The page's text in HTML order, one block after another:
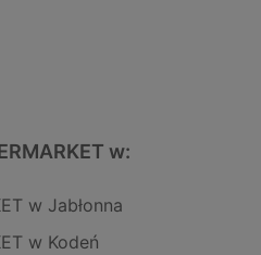
w:
w Jabłonna
w Kodeń